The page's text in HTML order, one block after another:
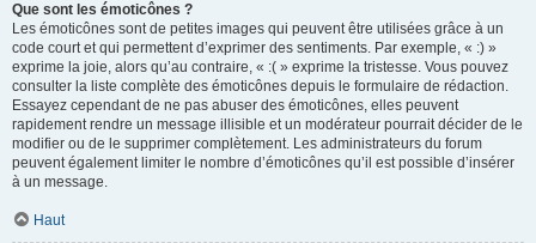
Que sont les émoticônes ?
Les émoticônes sont de petites images qui peuvent être utilisées grâce à un
code court et qui permettent d’exprimer des sentiments. Par exemple, « :) »
exprime la joie, alors qu’au contraire, « :( » exprime la tristesse. Vous pouvez
consulter la liste complète des émoticônes depuis le formulaire de rédaction.
Essayez cependant de ne pas abuser des émoticônes, elles peuvent
rapidement rendre un message illisible et un modérateur pourrait décider de le
modifier ou de le supprimer complètement. Les administrateurs du forum
peuvent également limiter le nombre d’émoticônes qu’il est possible d’insérer
à un message.
Haut